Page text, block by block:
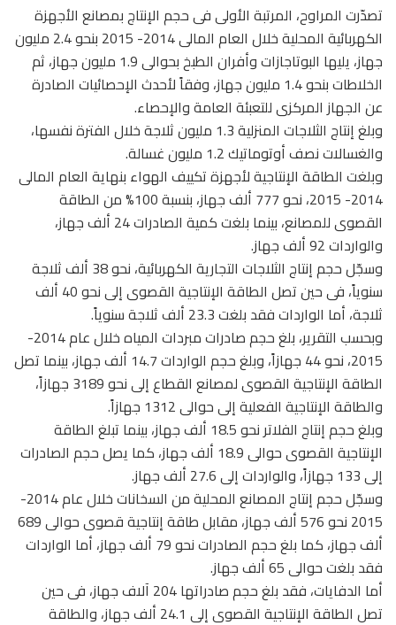
تصدّرت المراوح، المرتبة الأولى فى حجم الإنتاج بمصانع الأجهزة
الكهربائية المحلية خلال العام المالى 2014- 2015 بنحو 2.4 مليون
جهاز، يليها البوتاجازات وأفران الطبخ بحوالى 1.9 مليون جهاز، ثم
الخلاطات بنحو 1.4 مليون جهاز، وفقاً لأحدث الإحصائيات الصادرة
عن الجهاز المركزى للتعبئة العامة والإحصاء.
وبلغ إنتاج الثلاجات المنزلية 1.3 مليون ثلاجة خلال الفترة نفسها،
والغسالات نصف أوتوماتيك 1.2 مليون غسالة.
وبلغت الطاقة الإنتاجية لأجهزة تكييف الهواء بنهاية العام المالى
2014- 2015، نحو 777 ألف جهاز، بنسبة 100% من الطاقة
القصوى للمصانع، بينما بلغت كمية الصادرات 24 ألف جهاز،
والواردات 92 ألف جهاز.
وسجّل حجم إنتاج الثلاجات التجارية الكهربائية، نحو 38 ألف ثلاجة
سنوياً، فى حين تصل الطاقة الإنتاجية القصوى إلى نحو 40 ألف
ثلاجة، أما الواردات فقد بلغت 23.3 ألف ثلاجة سنوياً.
وبحسب التقرير، بلغ حجم صادرات مبردات المياه خلال عام 2014-
2015، نحو 44 جهازاً، وبلغ حجم الواردات 14.7 ألف جهاز، بينما تصل
الطاقة الإنتاجية القصوى لمصانع القطاع إلى نحو 3189 جهازاً،
والطاقة الإنتاجية الفعلية إلى حوالى 1312 جهازاً.
وبلغ حجم إنتاج الفلاتر نحو 18.5 ألف جهاز، بينما تبلغ الطاقة
الإنتاجية القصوى حوالى 18.9 ألف جهاز، كما يصل حجم الصادرات
إلى 133 جهازاً، والواردات إلى 27.6 ألف جهاز.
وسجّل حجم إنتاج المصانع المحلية من السخانات خلال عام 2014-
2015 نحو 576 ألف جهاز، مقابل طاقة إنتاجية قصوى حوالى 689
ألف جهاز، كما بلغ حجم الصادرات نحو 79 ألف جهاز، أما الواردات
فقد بلغت حوالى 65 ألف جهاز.
أما الدفايات، فقد بلغ حجم صادراتها 204 آلاف جهاز، فى حين
تصل الطاقة الإنتاجية القصوى إلى 24.1 ألف جهاز، والطاقة